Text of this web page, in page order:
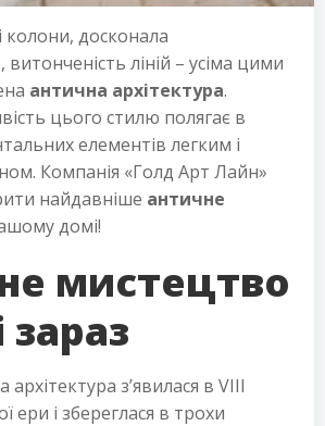
колони, досконала
витонченість ліній – усіма цими
антична архітектура.
цього стилю полягає в
елементів легким і
Компанія «Голд Арт Лайн»
найдавніше античне
домі!
мистецтво
зараз
з’явилася в VIII
ери і збереглася в трохи